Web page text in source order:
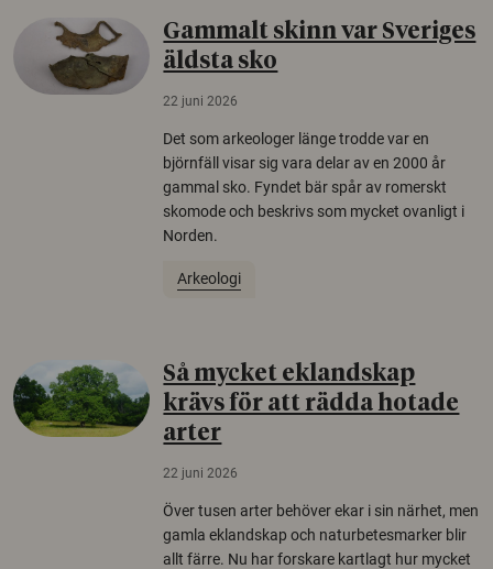
Gammalt skinn var Sveriges
äldsta sko
22 juni 2026
Det som arkeologer länge trodde var en
björnfäll visar sig vara delar av en 2000 år
gammal sko. Fyndet bär spår av romerskt
skomode och beskrivs som mycket ovanligt i
Norden.
Arkeologi
Så mycket eklandskap
krävs för att rädda hotade
arter
22 juni 2026
Över tusen arter behöver ekar i sin närhet, men
gamla eklandskap och naturbetesmarker blir
allt färre. Nu har forskare kartlagt hur mycket